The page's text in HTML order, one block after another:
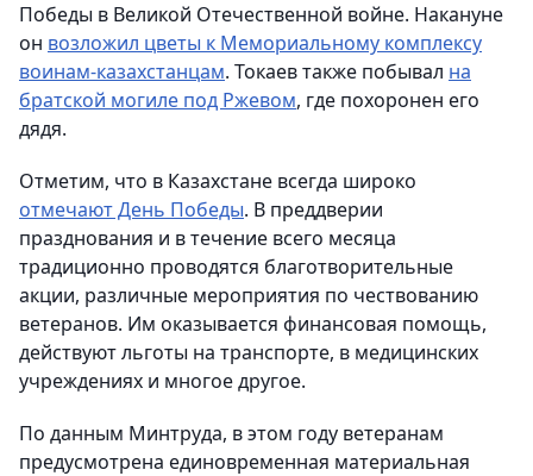
Победы в Великой Отечественной войне. Накануне
он возложил цветы к Мемориальному комплексу
воинам-казахстанцам. Токаев также побывал на
братской могиле под Ржевом, где похоронен его
дядя.
Отметим, что в Казахстане всегда широко
отмечают День Победы. В преддверии
празднования и в течение всего месяца
традиционно проводятся благотворительные
акции, различные мероприятия по чествованию
ветеранов. Им оказывается финансовая помощь,
действуют льготы на транспорте, в медицинских
учреждениях и многое другое.
По данным Минтруда, в этом году ветеранам
предусмотрена единовременная материальная